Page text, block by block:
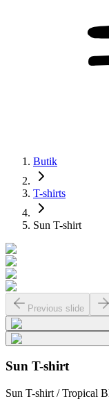
Butik
T-shirts
Sun T-shirt
Previous slide
Sun T-shirt
Sun T-shirt / Tropical